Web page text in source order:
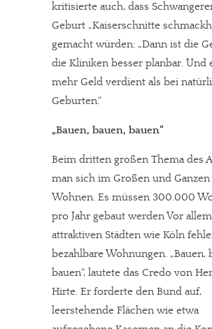
kritisierte auch, dass
Geburt „Kaiserschnitte
gemacht würden: „Dann ist die
die Kliniken besser planbar. Und
mehr Geld verdient als bei
Geburten.“
„Bauen, bauen, bauen“
Beim dritten großen Thema des
man sich im Großen und Ganzen
Wohnen. Es müssen 300.000
pro Jahr gebaut werden Vor
attraktiven Städten wie Köln
bezahlbare Wohnungen. „Bauen,
bauen“, lautete das Credo von
Hirte. Er forderte den Bund auf,
leerstehende Flächen wie etwa